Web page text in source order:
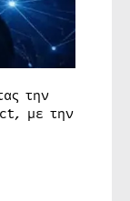
την
με την